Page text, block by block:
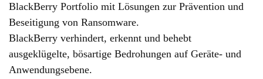
BlackBerry Portfolio mit Lösungen zur Prävention und
Beseitigung von Ransomware.
BlackBerry verhindert, erkennt und behebt
ausgeklügelte, bösartige Bedrohungen auf Geräte- und
Anwendungsebene.